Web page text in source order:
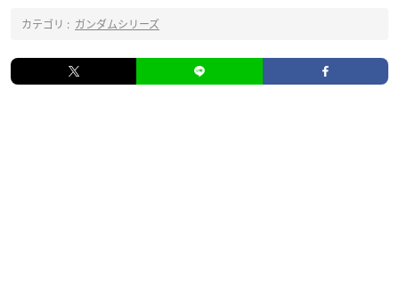
カテゴリ : ガンダムシリーズ